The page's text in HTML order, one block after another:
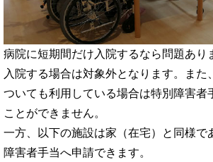
病院に短期間だけ入院するなら問題あり
入院する場合は対象外となります。また
ついても利用している場合は特別障害者
ことができません。
一方、以下の施設は家（在宅）と同様で
障害者手当へ申請できます。